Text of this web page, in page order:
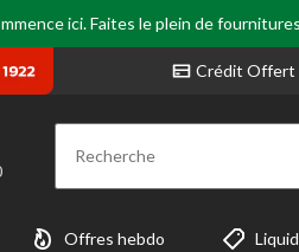
ici. Faites le plein de
Crédit Offert
Recherche
Offres hebdo